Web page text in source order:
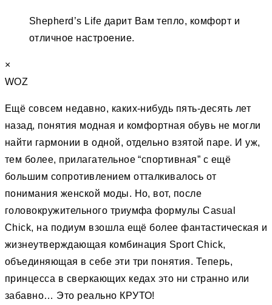
Shepherd’s Life дарит Вам тепло, комфорт и
отличное настроение.
×
WOZ
Ещё совсем недавно, каких-нибудь пять-десять лет
назад, понятия модная и комфортная обувь не могли
найти гармонии в одной, отдельно взятой паре. И уж,
тем более, прилагательное “спортивная” c ещё
большим сопротивлением отталкивалось от
понимания женской моды. Но, вот, после
головокружительного триумфа формулы Casual
Chick, на подиум взошла ещё более фантастическая и
жизнеутверждающая комбинация Sport Chick,
объединяющая в себе эти три понятия. Теперь,
принцесса в сверкающих кедах это ни странно или
забавно… Это реально КРУТО!